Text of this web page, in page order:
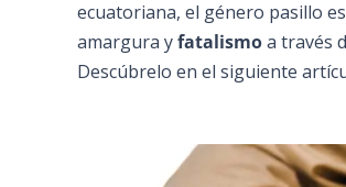
ecuatoriana, el género pasillo
amargura yfatalismoa través
Descúbrelo en el siguiente